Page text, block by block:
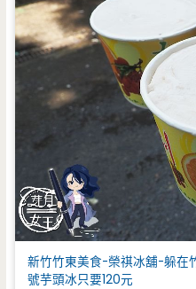
新竹竹東美食-榮祺冰舖-躲在
號芋頭冰只要120元